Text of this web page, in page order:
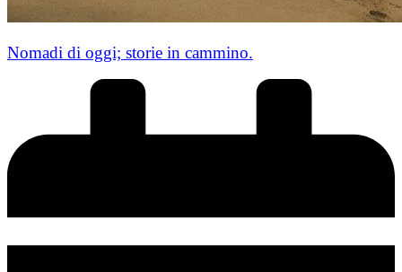
Nomadi di oggi; storie in cammino.